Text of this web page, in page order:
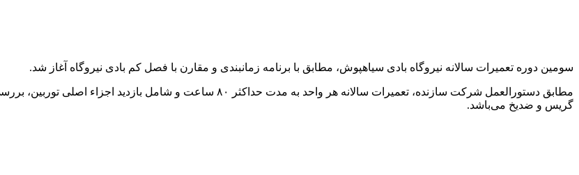
سومین دوره تعمیرات سالانه نیروگاه بادی سیاهپوش، مطابق با برنامه زمانبندی و مقارن با فصل کم بادی نیروگاه آغاز شد.
مطابق دستورالعمل شرکت سازنده، تعمیرات سالانه هر واحد به مدت حداکثر
گریس و ضدیخ می‌باشد.